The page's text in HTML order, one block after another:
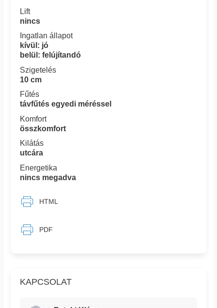
KAPCSOLAT
Lift
nincs
Ingatlan állapot
kívül: jó
belül: felújítandó
Szigetelés
10 cm
Fűtés
távfűtés egyedi méréssel
Komfort
összkomfort
Kilátás
utcára
Energetika
nincs megadva
HTML
PDF